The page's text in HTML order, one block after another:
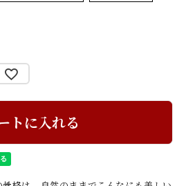
トに入れる